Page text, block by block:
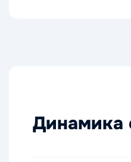
Динамика